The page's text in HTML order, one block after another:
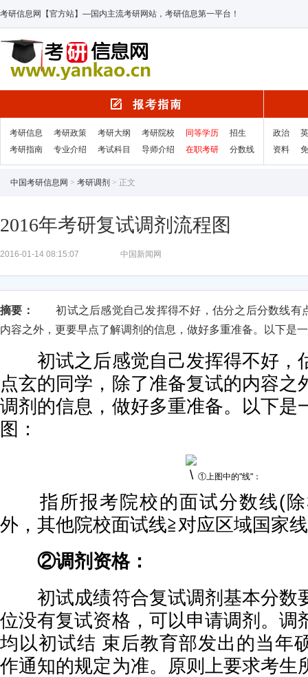
考研信息网【官方站】—国内主流考研网站，考研信息第一平台！
考研信息 考研政策 考研大纲 考研院校 同等学历
招生
考研指南
专业介绍 考试科目 导师介绍 在职考研 分数线
政治
资料
中国考研信息网 > 考研调剂 > 正文
2016年考研复试调剂流程图
2016-01-14 08:15:07 中国新闻网
摘要：
初试之后感觉自己发挥得不好，估分之后分数线有
内容之外，更要早点了解调剂的信息，做好多重准备。以下是一
初试之后感觉自己发挥得不好，
点玄的同学，除了准备复试的内容之
调剂的信息，做好多重准备。以下是
图：
①上图中的"线"：
指所报考院校的面试分数线(除
外，其他院校面试线≧对应区域国家
②调剂资格：
初试成绩符合复试调剂基本分数
位没有复试资格，可以申请调剂。调
均以初试结 束后教育部发出的当年
作通知的规定为准。原则上要求考生